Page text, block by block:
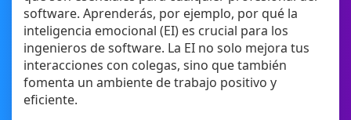
software. Aprenderás, por ejemplo, por qué la
inteligencia emocional (EI) es crucial para los
ingenieros de software. La EI no solo mejora tus
interacciones con colegas, sino que también
fomenta un ambiente de trabajo positivo y
eficiente.